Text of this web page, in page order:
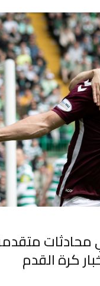
محادثات
كرة القدم